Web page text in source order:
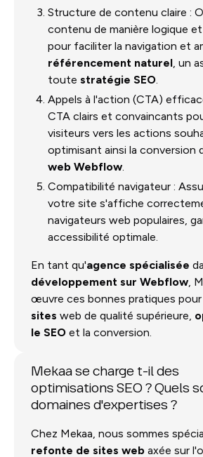
Structure de contenu claire :
contenu de manière logique
pour faciliter la navigation et
référencement naturel , un
toute stratégie SEO
Appels à l'action (CTA)
CTA clairs et convaincants
visiteurs vers les actions
optimisant ainsi la conversion
web Webflow
Compatibilité navigateur :
votre site s'affiche
navigateurs web populaires,
accessibilité optimale.
En tant qu'agence spécialisée
développement sur Webflow ,
œuvre ces bonnes pratiques pour
sites web de qualité supérieure,
le SEO et la conversion.
Mekaa se charge t-il des
optimisations SEO ? Quels
domaines d'expertises ?
Chez Mekaa, nous sommes
refonte de sites web axée sur